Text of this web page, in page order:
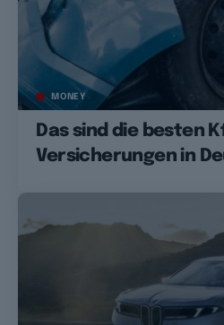
MONEY
Das sind die besten
Versicherungen in